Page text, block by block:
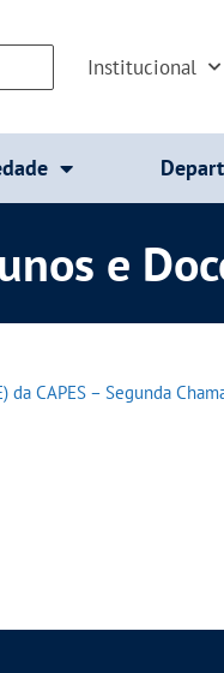
Institucional
e
da CAPES – Segunda